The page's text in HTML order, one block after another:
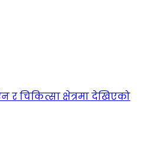
र चिकित्सा क्षेत्रमा देखिएको